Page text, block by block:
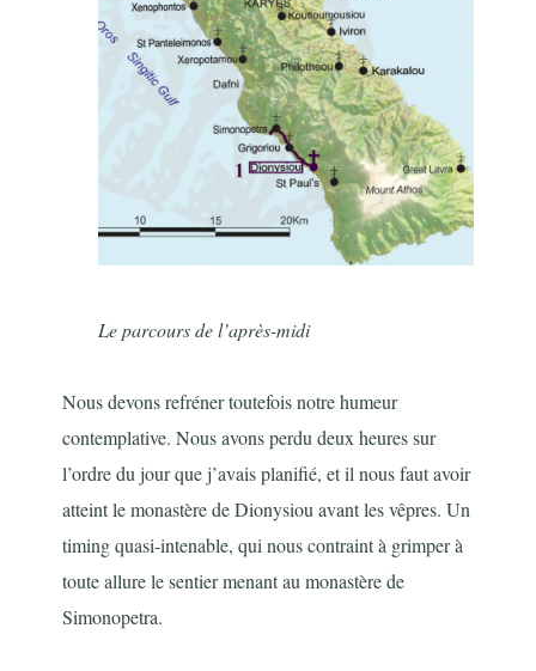
Le parcours de l’après-midi
Nous devons refréner toutefois notre humeur
contemplative. Nous avons perdu deux heures sur
l’ordre du jour que j’avais planifié, et il nous faut avoir
atteint le monastère de Dionysiou avant les vêpres. Un
timing quasi-intenable, qui nous contraint à grimper à
toute allure le sentier menant au monastère de
Simonopetra.